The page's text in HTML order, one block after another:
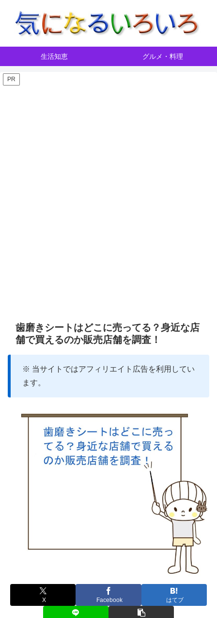
生活知恵 グルメ・料理
PR
歯磨きシートはどこに売ってる？身近な店
舗で買えるのか販売店舗を調査！
※ 当サイトではアフィリエイト広告を利用してい
ます。
X Facebook はてブ